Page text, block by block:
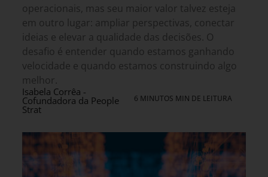
operacionais, mas seu maior valor talvez esteja
em outro lugar: ampliar perspectivas, conectar
ideias e elevar a qualidade das decisões. O
desafio é entender quando estamos ganhando
velocidade e quando estamos construindo algo
melhor.
Isabela Corrêa -
Cofundadora da People
Strat
6 MINUTOS MIN DE LEITURA